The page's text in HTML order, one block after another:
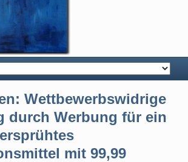
Wettbewerbswidrige
durch Werbung für ein
mit 99,99